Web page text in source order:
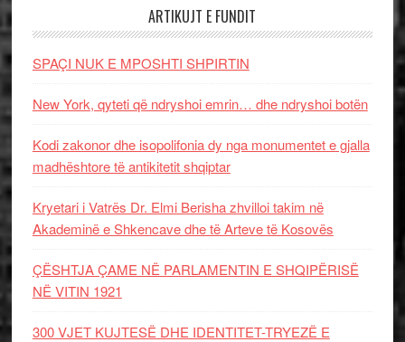
ARTIKUJT E FUNDIT
SPAÇI NUK E MPOSHTI SHPIRTIN
New York, qyteti që ndryshoi emrin… dhe ndryshoi botën
Kodi zakonor dhe isopolifonia dy nga monumentet e gjalla
madhështore të antikitetit shqiptar
Kryetari i Vatrës Dr. Elmi Berisha zhvilloi takim në
Akademinë e Shkencave dhe të Arteve të Kosovës
ÇËSHTJA ÇAME NË PARLAMENTIN E SHQIPËRISË
NË VITIN 1921
300 VJET KUJTESË DHE IDENTITET-TRYEZË E